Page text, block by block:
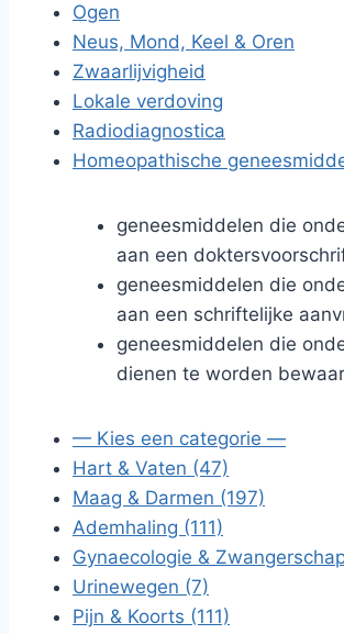
Ogen
Neus, Mond, Keel & Oren
Zwaarlijvigheid
Lokale verdoving
Radiodiagnostica
Homeopathische
geneesmiddelen die
aan een
geneesmiddelen die
aan een schriftelijke
geneesmiddelen die
dienen te worden
— Kies een categorie —
Hart & Vaten (47)
Maag & Darmen (197)
Ademhaling (111)
Gynaecologie &
Urinewegen (7)
Pijn & Koorts (111)